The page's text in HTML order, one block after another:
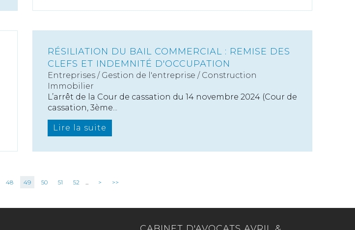
RÉSILIATION DU BAIL COMMERCIAL : REMISE DES
CLEFS ET INDEMNITÉ D'OCCUPATION
Entreprises / Gestion de l'entreprise / Construction
Immobilier
L’arrêt de la Cour de cassation du 14 novembre 2024 (Cour de
cassation, 3ème...
Lire la suite
48 49 50 51 52 ... > >>